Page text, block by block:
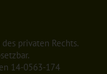
privaten Rechts.
14-0563-174